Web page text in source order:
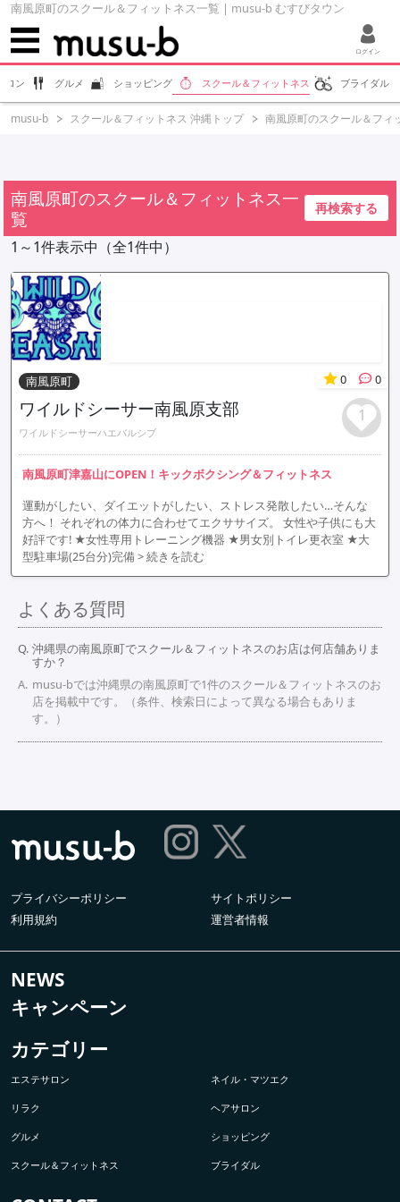
南風原町のスクール＆フィットネス一覧 | musu-b むすびタウン
ログイン
ロン グルメ ショッピング スクール＆フィットネス ブライダル
musu-b スクール＆フィットネス 沖縄トップ 南風原町のスクール＆フィ
南風原町のスクール＆フィットネス一
覧
再検索する
1～1件表示中（全1件中）
南風原町 0 0
ワイルドシーサー南風原支部
ワイルドシーサーハエバルシブ
1
南風原町津嘉山にOPEN！キックボクシング＆フィットネス
運動がしたい、ダイエットがしたい、ストレス発散したい…そんな
方へ！ それぞれの体力に合わせてエクササイズ。 女性や子供にも大
好評です! ★女性専用トレーニング機器 ★男女別トイレ更衣室 ★大
型駐車場(25台分)完備> 続きを読む
よくある質問
沖縄県の南風原町でスクール＆フィットネスのお店は何店舗ありま
すか？
musu-bでは沖縄県の南風原町で1件のスクール＆フィットネスのお
店を掲載中です。（条件、検索日によって異なる場合もありま
す。）
プライバシーポリシー
サイトポリシー
利用規約
運営者情報
NEWS
キャンペーン
カテゴリー
エステサロン ネイル・マツエク
リラク ヘアサロン
グルメ ショッピング
スクール＆フィットネス ブライダル